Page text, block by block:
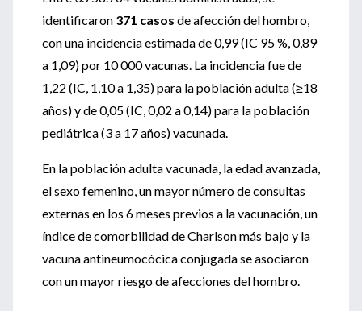
identificaron 371 casos de afección del hombro,
con una incidencia estimada de 0,99 (IC 95 %, 0,89
a 1,09) por 10 000 vacunas. La incidencia fue de
1,22 (IC, 1,10 a 1,35) para la población adulta (≥18
años) y de 0,05 (IC, 0,02 a 0,14) para la población
pediátrica (3 a 17 años) vacunada.
En la población adulta vacunada, la edad avanzada,
el sexo femenino, un mayor número de consultas
externas en los 6 meses previos a la vacunación, un
índice de comorbilidad de Charlson más bajo y la
vacuna antineumocócica conjugada se asociaron
con un mayor riesgo de afecciones del hombro.